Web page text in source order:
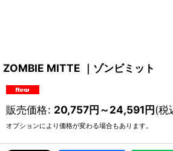
ZOMBIE MITTE ｜ゾンビミット
販売価格: 20,757円～24,591円(税
オプションにより価格が変わる場合もあります。